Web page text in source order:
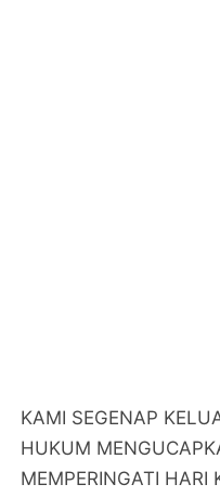
KAMI SEGENAP
HUKUM
MEMPERINGATI HARI